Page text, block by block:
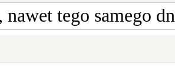
nawet tego samego